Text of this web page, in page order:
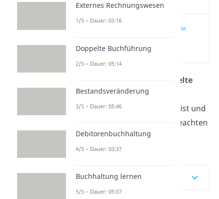
Was ist die doppelte
(00:12)
doppelte
Buchführungist? Wie sie
funktioniert, wann sie Pflicht ist und
was du bei der Umsetzung beachten
musst, erfährst duhier.
Inhaltsübersicht
Externes Rechnungswesen
1/5 – Dauer: 03:16
Doppelte Buchführung
2/5 – Dauer: 05:14
Bestandsveränderung
3/5 – Dauer: 05:46
Debitorenbuchhaltung
4/5 – Dauer: 03:37
Buchhaltung lernen
5/5 – Dauer: 05:07